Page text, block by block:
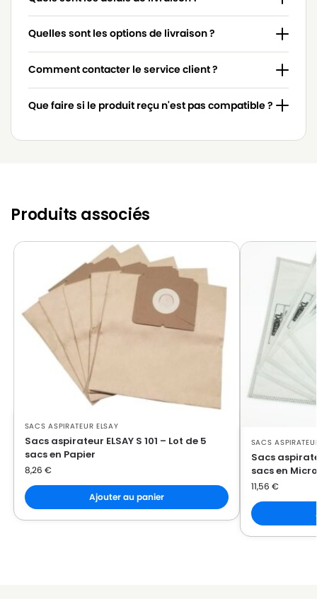
Quelles sont les options de livraison ?
Comment contacter le service client ?
Que faire si le produit reçu n'est pas compatible ?
Produits associés
SACS ASPIRATEUR ELSAY
Sacs aspirateur ELSAY S 101 – Lot de 5
sacs en Papier
8,26 €
Ajouter au panier
SACS
Sacs
sacs en
11,56 €